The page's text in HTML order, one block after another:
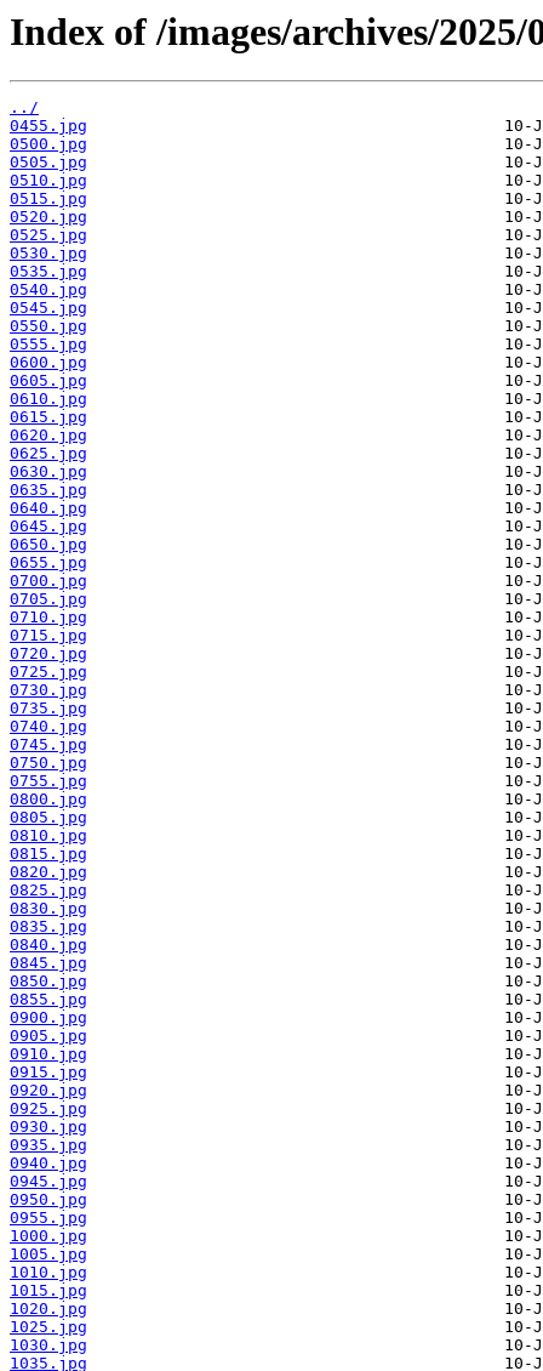
Index of /images/archives/2025/
../
0455.jpg
0500.jpg
0505.jpg
0510.jpg
0515.jpg
0520.jpg
0525.jpg
0530.jpg
0535.jpg
0540.jpg
0545.jpg
0550.jpg
0555.jpg
0600.jpg
0605.jpg
0610.jpg
0615.jpg
0620.jpg
0625.jpg
0630.jpg
0635.jpg
0640.jpg
0645.jpg
0650.jpg
0655.jpg
0700.jpg
0705.jpg
0710.jpg
0715.jpg
0720.jpg
0725.jpg
0730.jpg
0735.jpg
0740.jpg
0745.jpg
0750.jpg
0755.jpg
0800.jpg
0805.jpg
0810.jpg
0815.jpg
0820.jpg
0825.jpg
0830.jpg
0835.jpg
0840.jpg
0845.jpg
0850.jpg
0855.jpg
0900.jpg
0905.jpg
0910.jpg
0915.jpg
0920.jpg
0925.jpg
0930.jpg
0935.jpg
0940.jpg
0945.jpg
0950.jpg
0955.jpg
1000.jpg
1005.jpg
1010.jpg
1015.jpg
1020.jpg
1025.jpg
1030.jpg
1035.jpg